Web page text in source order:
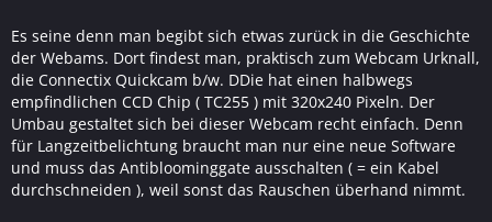
Es seine denn man begibt sich etwas zurück in die Geschichte
der Webams. Dort findest man, praktisch zum Webcam Urknall,
die Connectix Quickcam b/w. DDie hat einen halbwegs
empfindlichen CCD Chip ( TC255 ) mit 320x240 Pixeln. Der
Umbau gestaltet sich bei dieser Webcam recht einfach. Denn
für Langzeitbelichtung braucht man nur eine neue Software
und muss das Antibloominggate ausschalten ( = ein Kabel
durchschneiden ), weil sonst das Rauschen überhand nimmt.